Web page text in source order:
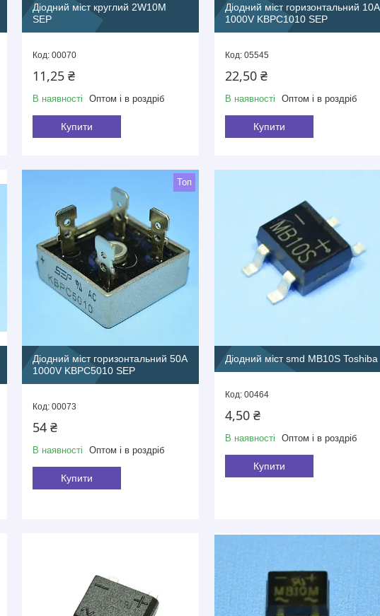
Діодний міст круглий 2W10M
SEP
00070
11,25 ₴
В наявності Оптом і в роздріб
Купити
Діодний міст горизонтальний 10A
1000V KBPC1010 SEP
05545
22,50 ₴
В наявності Оптом і в роздріб
Купити
Топ
Діодний міст горизонтальний 50A
1000V KBPC5010 SEP
00073
54 ₴
В наявності Оптом і в роздріб
Купити
Діодний міст smd MB10S Toshiba
00464
4,50 ₴
В наявності Оптом і в роздріб
Купити